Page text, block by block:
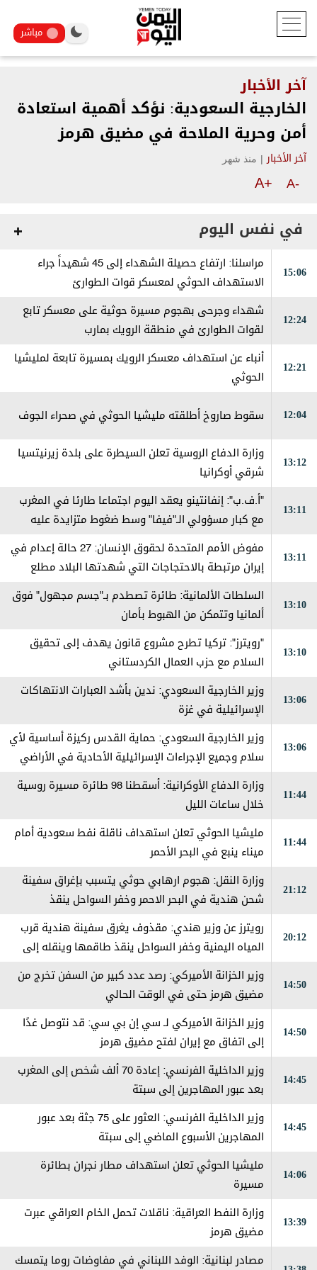
مباشر
آخر الأخبار
الخارجية السعودية: نؤكد أهمية استعادة
أمن وحرية الملاحة في مضيق هرمز
آخر الأخبار | منذ شهر
A-
A+
في نفس اليوم
15:06
مراسلنا: ارتفاع حصيلة الشهداء إلى 45 شهيداً جراء
الاستهداف الحوثي لمعسكر قوات الطوارئ
12:24
شهداء وجرحى بهجوم مسيرة حوثية على معسكر تابع
لقوات الطوارئ في منطقة الرويك بمارب
12:21
أنباء عن استهداف معسكر الرويك بمسيرة تابعة لمليشيا
الحوثي
12:04 سقوط صاروخ أطلقته مليشيا الحوثي في صحراء الجوف
13:12
وزارة الدفاع الروسية تعلن السيطرة على بلدة زيرنيتسيا
شرقي أوكرانيا
13:11
"أ.ف.ب": إنفانتينو يعقد اليوم اجتماعا طارئا في المغرب
مع كبار مسؤولي الـ"فيفا" وسط ضغوط متزايدة عليه
13:11
مفوض الأمم المتحدة لحقوق الإنسان: 27 حالة إعدام في
إيران مرتبطة بالاحتجاجات التي شهدتها البلاد مطلع
13:10
السلطات الألمانية: طائرة تصطدم بـ"جسم مجهول" فوق
ألمانيا وتتمكن من الهبوط بأمان
13:10
"رويترز": تركيا تطرح مشروع قانون يهدف إلى تحقيق
السلام مع حزب العمال الكردستاني
13:06
وزير الخارجية السعودي: ندين بأشد العبارات الانتهاكات
الإسرائيلية في غزة
13:06
وزير الخارجية السعودي: حماية القدس ركيزة أساسية لأي
سلام وجميع الإجراءات الإسرائيلية الأحادية في الأراضي
11:44
وزارة الدفاع الأوكرانية: أسقطنا 98 طائرة مسيرة روسية
خلال ساعات الليل
11:44
مليشيا الحوثي تعلن استهداف ناقلة نفط سعودية أمام
ميناء ينبع في البحر الأحمر
21:12
وزارة النقل: هجوم ارهابي حوثي يتسبب بإغراق سفينة
شحن هندية في البحر الاحمر وخفر السواحل ينقذ
20:12
رويترز عن وزير هندي: مقذوف يغرق سفينة هندية قرب
المياه اليمنية وخفر السواحل ينقذ طاقمها وينقله إلى
14:50
وزير الخزانة الأميركي: رصد عدد كبير من السفن تخرج من
مضيق هرمز حتى في الوقت الحالي
14:50
وزير الخزانة الأميركي لـ سي إن بي سي: قد نتوصل غدًا
إلى اتفاق مع إيران لفتح مضيق هرمز
14:45
وزير الداخلية الفرنسي: إعادة 70 ألف شخص إلى المغرب
بعد عبور المهاجرين إلى سبتة
14:45
وزير الداخلية الفرنسي: العثور على 75 جثة بعد عبور
المهاجرين الأسبوع الماضي إلى سبتة
14:06
مليشيا الحوثي تعلن استهداف مطار نجران بطائرة
مسيرة
13:39
وزارة النفط العراقية: ناقلات تحمل الخام العراقي عبرت
مضيق هرمز
مصادر لبنانية: الوفد اللبناني في مفاوضات روما يتمسك